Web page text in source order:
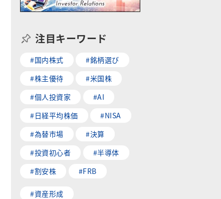
注目キーワード
#国内株式
#銘柄選び
#株主優待
#米国株
#個人投資家
#AI
#日経平均株価
#NISA
#為替市場
#決算
#投資初心者
#半導体
#割安株
#FRB
#資産形成